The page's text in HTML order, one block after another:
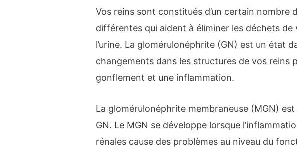
Vos reins sont constitués d’un certain nombre
différentes qui aident à éliminer les déchets
l’urine. La glomérulonéphrite (GN) est un état
changements dans les structures de vos reins
gonflement et une inflammation.
La glomérulonéphrite membraneuse (MGN)
GN. Le MGN se développe lorsque
rénales cause des problèmes au niveau du